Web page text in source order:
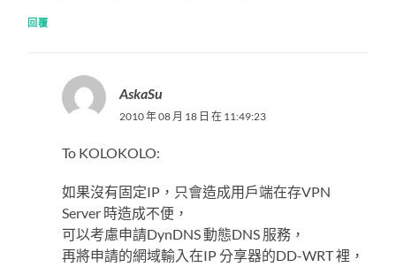
回覆
AskaSu
2010 年 08 月 18 日 在 11:49:23
To KOLOKOLO:
如果沒有固定IP，只會造成用戶端在存VPN
Server 時造成不便，
可以考慮申請DynDNS 動態DNS 服務，
再將申請的網域輸入在IP 分享器的DD-WRT 裡，